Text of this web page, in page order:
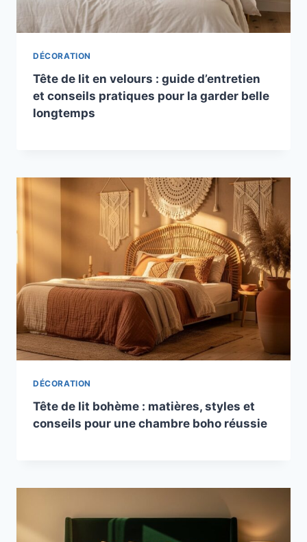
DÉCORATION
Tête de lit en velours : guide d’entretien
et conseils pratiques pour la garder belle
longtemps
DÉCORATION
Tête de lit bohème : matières, styles et
conseils pour une chambre boho réussie